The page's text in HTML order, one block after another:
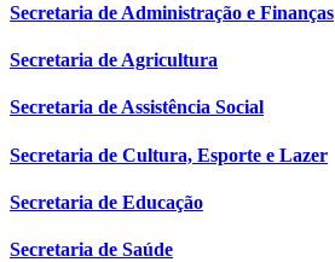
Secretaria de Administração e Finanças
Secretaria de Agricultura
Secretaria de Assistência Social
Secretaria de Cultura, Esporte e Lazer
Secretaria de Educação
Secretaria de Saúde